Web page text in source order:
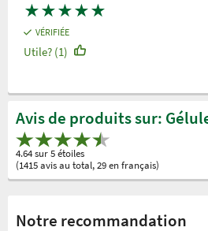
★★★★★
VÉRIFIÉE
Utile? (1)
Avis de produits sur:
4.64 sur 5 étoiles
(1415 avis au total, 29 en français)
Notre recommandation